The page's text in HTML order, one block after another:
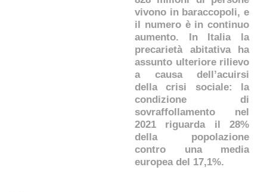
vivono in baraccopoli, e
il numero è in continuo
aumento. In Italia la
precarietà abitativa ha
assunto ulteriore rilievo
a causa dell’acuirsi
della crisi sociale: la
condizione di
sovraffollamento nel
2021 riguarda il 28%
della popolazione
contro una media
europea del 17,1%.